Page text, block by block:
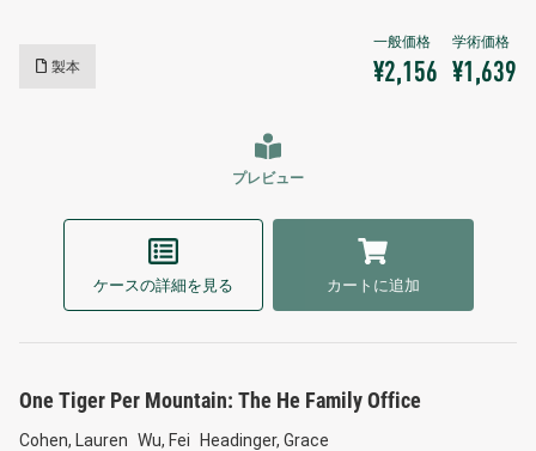
製本 ¥2,156 ¥1,639
プレビュー
ケースの詳細を見る カートに追加
One Tiger Per Mountain: The He Family Office
Cohen, Lauren Wu, Fei Headinger, Grace